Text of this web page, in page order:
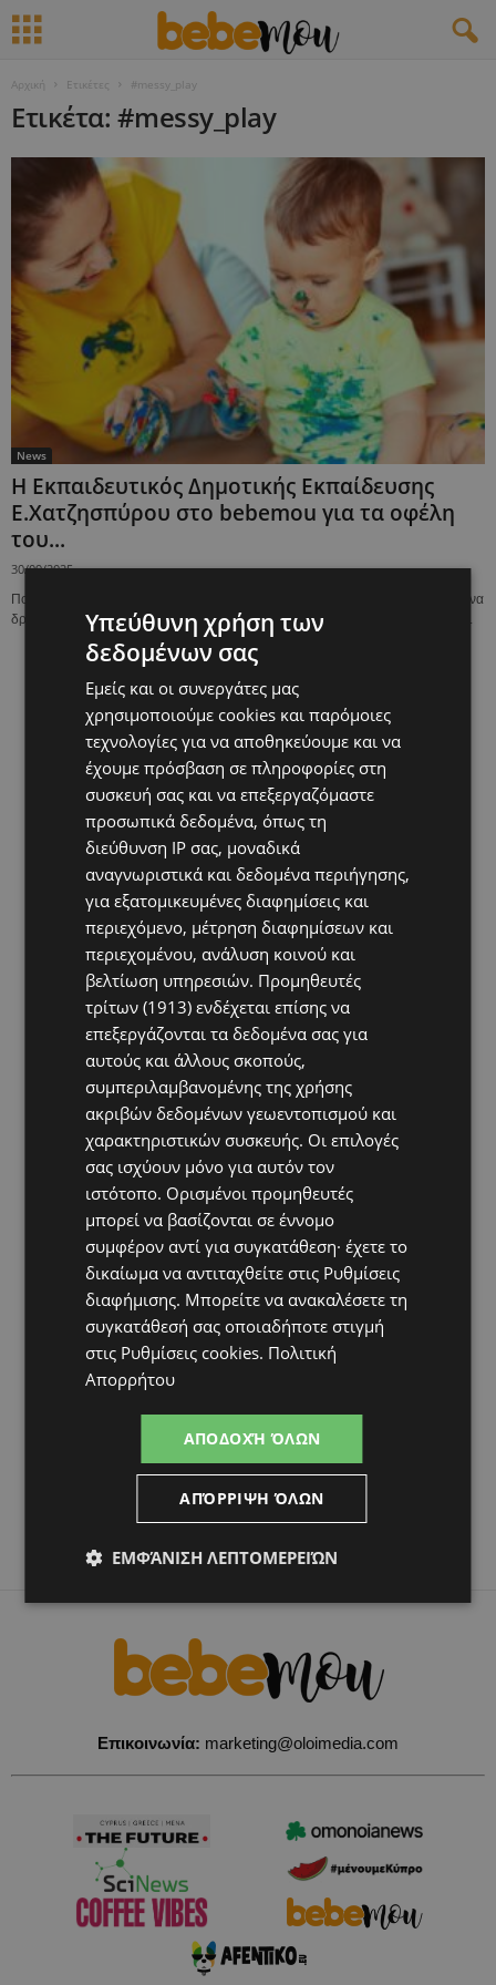
Αρχική Ετικέτες #messy_play
Ετικέτα: #messy_play
News
Η Εκπαιδευτικός Δημοτικής Εκπαίδευσης
Ε.Χατζησπύρου στο bebemou για τα οφέλη
του...
30/09/2025
Πολλές φορές εμείς οι γονείς προσπαθούμε να βρούμε εναλλακτικές ιδέες για να
δραστηριοποιηθεί το παιδί μας και τελικά καταλήγουμε στα ίδια και στα ίδια. ...
Επικοινωνία: marketing@oloimedia.com
Υπεύθυνη χρήση των
δεδομένων σας
Εμείς και οι συνεργάτες μας
χρησιμοποιούμε cookies και παρόμοιες
τεχνολογίες για να αποθηκεύουμε και να
έχουμε πρόσβαση σε πληροφορίες στη
συσκευή σας και να επεξεργαζόμαστε
προσωπικά δεδομένα, όπως τη
διεύθυνση IP σας, μοναδικά
αναγνωριστικά και δεδομένα περιήγησης,
για εξατομικευμένες διαφημίσεις και
περιεχόμενο, μέτρηση διαφημίσεων και
περιεχομένου, ανάλυση κοινού και
βελτίωση υπηρεσιών. Προμηθευτές
τρίτων (1913) ενδέχεται επίσης να
επεξεργάζονται τα δεδομένα σας για
αυτούς και άλλους σκοπούς,
συμπεριλαμβανομένης της χρήσης
ακριβών δεδομένων γεωεντοπισμού και
χαρακτηριστικών συσκευής. Οι επιλογές
σας ισχύουν μόνο για αυτόν τον
ιστότοπο. Ορισμένοι προμηθευτές
μπορεί να βασίζονται σε έννομο
συμφέρον αντί για συγκατάθεση· έχετε το
δικαίωμα να αντιταχθείτε στις Ρυθμίσεις
διαφήμισης. Μπορείτε να ανακαλέσετε τη
συγκατάθεσή σας οποιαδήποτε στιγμή
στις Ρυθμίσεις cookies. Πολιτική
Απορρήτου
ΑΠΟΔΟΧΉ ΌΛΩΝ
ΑΠΌΡΡΙΨΗ ΌΛΩΝ
ΕΜΦΆΝΙΣΗ ΛΕΠΤΟΜΕΡΕΙΏΝ